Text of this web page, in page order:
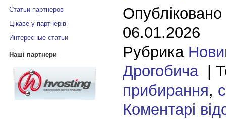
Статьи партнеров
Цікаве у партнерів
Интересные статьи
Наші партнери
06.01.2026
Рубрика
Дрогобича|
прибирання,
Коментарі